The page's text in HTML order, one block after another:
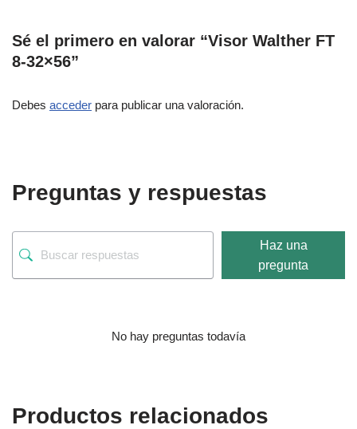
Sé el primero en valorar “Visor Walther FT
8-32×56”
Debes acceder para publicar una valoración.
Preguntas y respuestas
Haz una
pregunta
No hay preguntas todavía
Productos relacionados